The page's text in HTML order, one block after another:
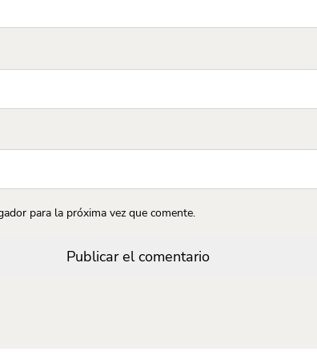
para la próxima vez que comente.